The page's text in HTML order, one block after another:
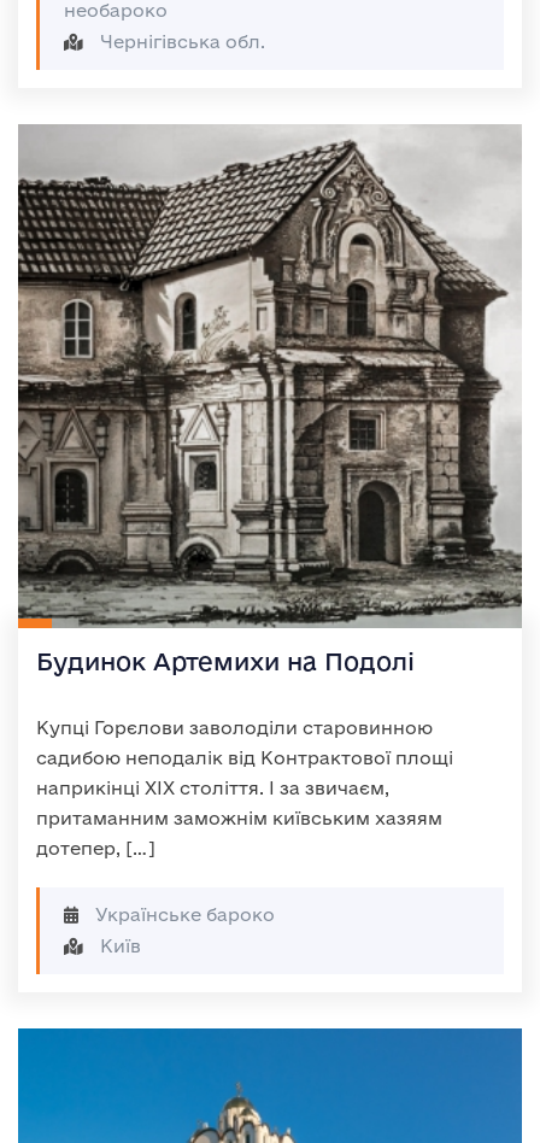
необароко
Чернігівська обл.
Будинок Артемихи на Подолі
Купці Горєлови заволоділи старовинною
садибою неподалік від Контрактової площі
наприкінці XIX століття. І за звичаєм,
притаманним заможнім київським хазяям
дотепер, […]
Українське бароко
Київ